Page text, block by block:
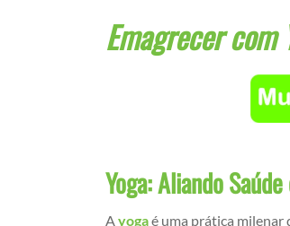
Emagrecer com
Yoga: Aliando
Ayogaé uma prática milenar